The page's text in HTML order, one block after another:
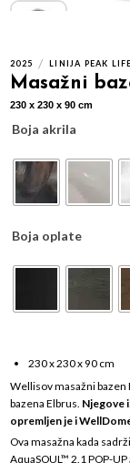
2025 / LINIJA PEAK LIFE
Masažni
230 x 230 x 90 cm
Boja akrila
Boja oplate
230 x 230 x 90 cm
Wellisov masažni bazen
bazena Elbrus. Njegove
opremljen je i
Ova masažna kada
AquaSOUL™ 2.1 POP-